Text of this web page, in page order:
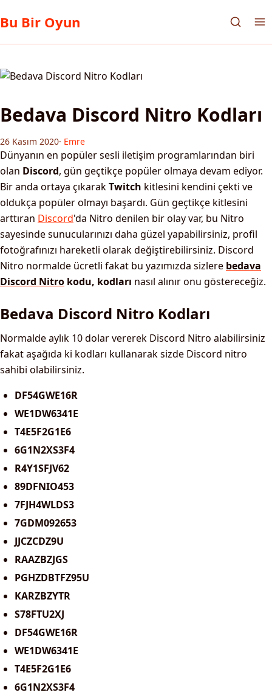
Bu Bir Oyun
Bedava Discord Nitro Kodları
26 Kasım 2020· Emre
Dünyanın en popüler sesli iletişim programlarından biri
olan Discord, gün geçtikçe popüler olmaya devam ediyor.
Bir anda ortaya çıkarakTwitch kitlesini kendini çekti ve
oldukça popüler olmayı başardı. Gün geçtikçe kitlesini
arttıran Discord'da Nitro denilen bir olay var, bu Nitro
sayesinde sunucularınızı daha güzel yapabilirsiniz, profil
fotoğrafınızı hareketli olarak değiştirebilirsiniz. Discord
Nitro normalde ücretli fakat bu yazımızda sizlere bedava
Discord Nitro kodu, kodları nasıl alınır onu göstereceğiz.
Bedava Discord Nitro Kodları
Normalde aylık 10 dolar vererek Discord Nitro alabilirsiniz
fakat aşağıda ki kodları kullanarak sizde Discord nitro
sahibi olabilirsiniz.
DF54GWE16R
WE1DW6341E
T4E5F2G1E6
6G1N2XS3F4
R4Y1SFJV62
89DFNIO453
7FJH4WLDS3
7GDM092653
JJCZCDZ9U
RAAZBZJGS
PGHZDBTFZ95U
KARZBZYTR
S78FTU2XJ
DF54GWE16R
WE1DW6341E
T4E5F2G1E6
6G1N2XS3F4